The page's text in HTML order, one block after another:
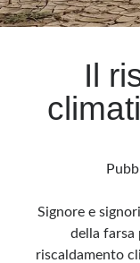
Archivio
Questo blog non
Il
Signore e
della farsa
riscaldamento